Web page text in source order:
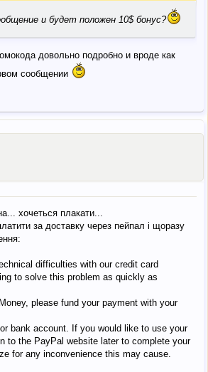
и будет положен 10$ бонус?
довольно подробно и вроде как
сообщении
хочеться плакати...
за доставку через пейпал і щоразу
difficulties with our credit card
to solve this problem as quickly as
please fund your payment with your
bank account. If you would like to use your
to the PayPal website later to complete your
for any inconvenience this may cause.